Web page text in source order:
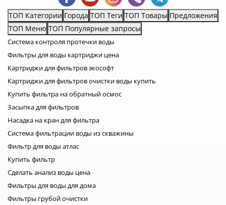
обезжелезивание и умягчение воды из скважины колодца,
может предотвратить разрушительные, деформационные
действия как для систем магистрали, убрать ржавчину со
всей сантехники, так и перестать оказывать негативное
влияние на кожные покровы и внутренние органы
человека - статья по каждой отдельной теме поможет
глубже понять проблему. Сам по себе умягчитель – это тип
фильтра обезжелезивателя воды для дома, основное
назначение которого - удалять излишки солей с помощью
процесса обмена ионов. Чтобы очистить при содействии
фильтрационных станций ржавую воду от превышающего
норму процента содержания железа из скважины на даче,
применяют следующие разновидности результативных
приборов и уникальных синтезированных веществ: это
может быть безреагентная фильтрационная система-
станция; c применением сильнейших окислительных
веществ; с присутствием методики, которую привносит
коагуляция при обезжелезивании воды в скважине; с
ТОП Категории Города ТОП Теги ТОП Товары Предложения
ТОП Меню ТОП Популярные запросы
Система контроля протечки воды
Фильтры для воды картриджи цена
Картриджи для фильтров экософт
Картриджи для фильтров очистки воды купить
Купить фильтра на обратный осмос
Засыпка для фильтров
Насадка на кран для фильтра
Система фильтрации воды из скважины
Фильтр для воды атлас
Купить фильтр
Сделать анализ воды цена
Фильтры для воды для дома
Фильтры грубой очистки